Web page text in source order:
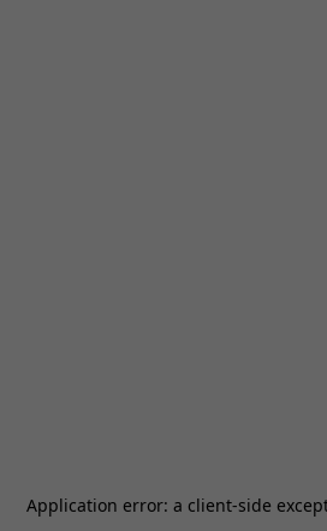
Application error: a client-side